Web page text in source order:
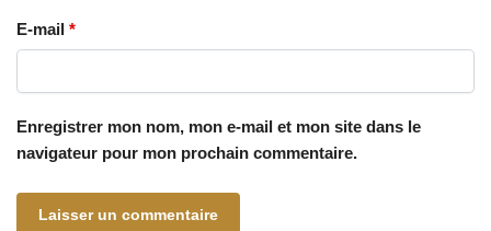
E-mail *
Enregistrer mon nom, mon e-mail et mon site dans le
navigateur pour mon prochain commentaire.